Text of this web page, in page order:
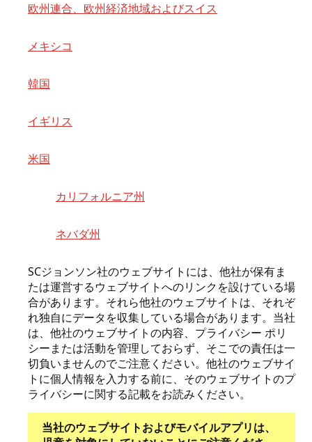
欧州連合、欧州経済地域およびスイス
メキシコ
韓国
イギリス
米国
カリフォルニア州
ネバダ州
SCジョンソン社のウェブサイトには、他社が保有ま
たは運営するウェブサイトへのリンクを設けている場
合があります。それら他社のウェブサイトは、それぞ
れ独自にデータを収集している場合があります。当社
は、他社のウェブサイトの内容、プライバシー ポリ
シーまたは活動を管理しておらず、そこでの責任は一
切負いませんのでご注意ください。他社のウェブサイ
トに個人情報を入力する前に、そのウェブサイトのプ
ライバシーに関する記載をお読みください。
当社のウェブサイトおよびモバイルアプリは、